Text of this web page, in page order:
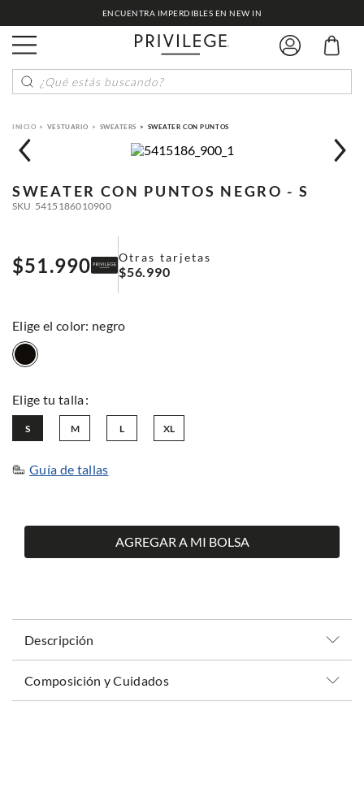
ENCUENTRA IMPERDIBLES EN NEW IN
¿Qué estás buscando?
VESTUARIO SWEATERS SWEATER CON PUNTOS
SWEATER CON PUNTOS NEGRO - S
SKU 5415186010900
$51.990 Otras tarjetas
$56.990
: negro
L
M
S XL
Guía de tallas
AGREGAR A MI BOLSA
Descripción
Composición y Cuidados